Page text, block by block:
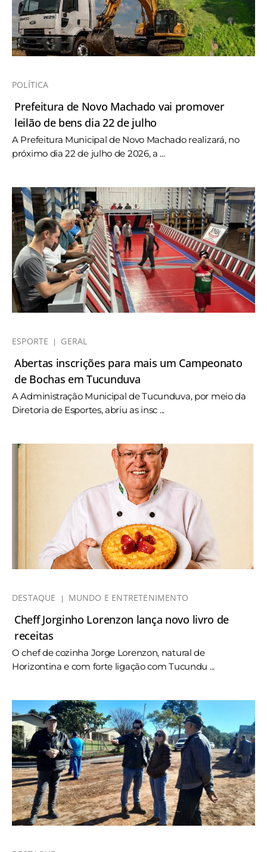
POLÍTICA
Prefeitura de Novo Machado vai promover
leilão de bens dia 22 de julho
A Prefeitura Municipal de Novo Machado realizará, no
próximo dia 22 de julho de 2026, a ...
ESPORTE GERAL
Abertas inscrições para mais um Campeonato
de Bochas em Tucunduva
A Administração Municipal de Tucunduva, por meio da
Diretoria de Esportes, abriu as insc ...
DESTAQUE MUNDO E ENTRETENIMENTO
Cheff Jorginho Lorenzon lança novo livro de
receitas
O chef de cozinha Jorge Lorenzon, natural de
Horizontina e com forte ligação com Tucundu ...